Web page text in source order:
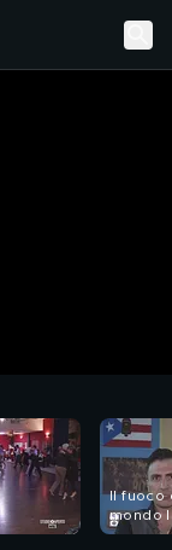
Il fuoco
mondo